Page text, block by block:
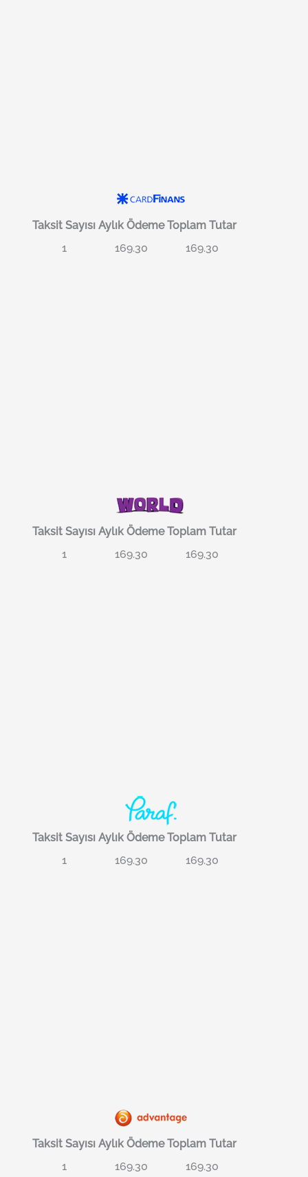
Taksit Sayısı Aylık Ödeme Toplam Tutar
1
169.30 169.30
Taksit Sayısı Aylık Ödeme Toplam Tutar
1
169.30 169.30
Taksit Sayısı Aylık Ödeme Toplam Tutar
1
169.30 169.30
Taksit Sayısı Aylık Ödeme Toplam Tutar
1
169.30 169.30